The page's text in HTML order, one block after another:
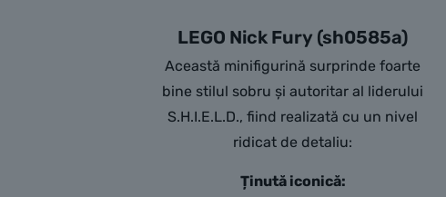
LEGO Nick Fury (sh0585a)
Această minifigurină surprinde foarte
bine stilul sobru și autoritar al liderului
S.H.I.E.L.D., fiind realizată cu un nivel
ridicat de detaliu:
Ținută iconică: